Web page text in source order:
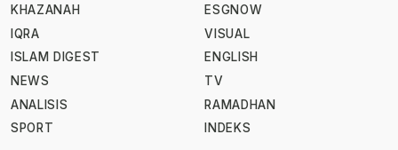
KHAZANAH
IQRA
ISLAM DIGEST
NEWS
ANALISIS
SPORT
ESGNOW
VISUAL
ENGLISH
TV
RAMADHAN
INDEKS